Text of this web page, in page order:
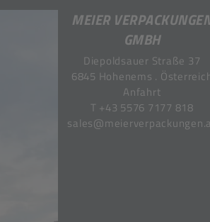
MEIER
GMBH
Diepoldsauer Straße 37
6845 Hohenems .
Anfahrt
T +43 5576 7177 818